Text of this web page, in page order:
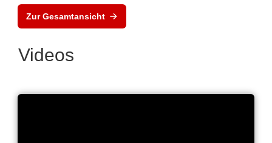
Zur Gesamtansicht
Videos